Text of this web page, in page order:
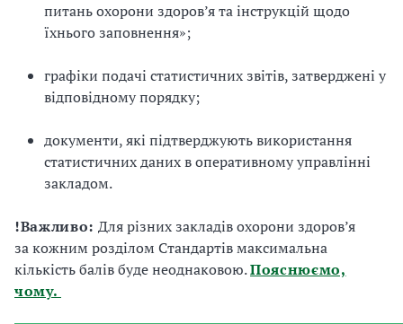
питань охорони здоров’я та інструкцій щодо
їхнього заповнення»;
графіки подачі статистичних звітів, затверджені у
відповідному порядку;
документи, які підтверджують використання
статистичних даних в оперативному управлінні
закладом.
!Важливо: Для різних закладів охорони здоров’я
за кожним розділом Стандартів максимальна
кількість балів буде неоднаковою.Пояснюємо,
чому.